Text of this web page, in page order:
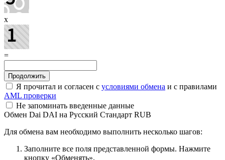
x
=
Я прочитал и согласен с условиями обмена и с правилами
AML проверки
Не запоминать введенные данные
Обмен Dai DAI на Русский Стандарт RUB
Для обмена вам необходимо выполнить несколько шагов:
Заполните все поля представленной формы. Нажмите
кнопку «Обменять».